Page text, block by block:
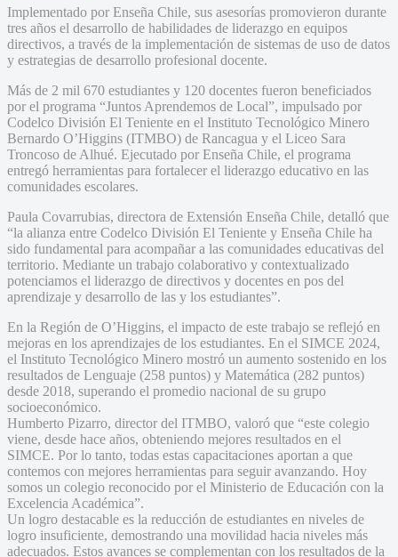
Implementado por Enseña Chile, sus asesorías promovieron durante
tres años el desarrollo de habilidades de liderazgo en equipos
directivos, a través de la implementación de sistemas de uso de datos
y estrategias de desarrollo profesional docente.
Más de 2 mil 670 estudiantes y 120 docentes fueron beneficiados
por el programa “Juntos Aprendemos de Local”, impulsado por
Codelco División El Teniente en el Instituto Tecnológico Minero
Bernardo O’Higgins (ITMBO) de Rancagua y el Liceo Sara
Troncoso de Alhué. Ejecutado por Enseña Chile, el programa
entregó herramientas para fortalecer el liderazgo educativo en las
comunidades escolares.
Paula Covarrubias, directora de Extensión Enseña Chile, detalló que
“la alianza entre Codelco División El Teniente y Enseña Chile ha
sido fundamental para acompañar a las comunidades educativas del
territorio. Mediante un trabajo colaborativo y contextualizado
potenciamos el liderazgo de directivos y docentes en pos del
aprendizaje y desarrollo de las y los estudiantes”.
En la Región de O’Higgins, el impacto de este trabajo se reflejó en
mejoras en los aprendizajes de los estudiantes. En el SIMCE 2024,
el Instituto Tecnológico Minero mostró un aumento sostenido en los
resultados de Lenguaje (258 puntos) y Matemática (282 puntos)
desde 2018, superando el promedio nacional de su grupo
socioeconómico.
Humberto Pizarro, director del ITMBO, valoró que “este colegio
viene, desde hace años, obteniendo mejores resultados en el
SIMCE. Por lo tanto, todas estas capacitaciones aportan a que
contemos con mejores herramientas para seguir avanzando. Hoy
somos un colegio reconocido por el Ministerio de Educación con la
Excelencia Académica”.
Un logro destacable es la reducción de estudiantes en niveles de
logro insuficiente, demostrando una movilidad hacia niveles más
adecuados. Estos avances se complementan con los resultados de la